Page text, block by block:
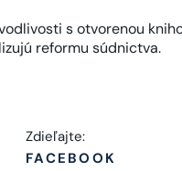
Zdieľajte:
FACEBOOK